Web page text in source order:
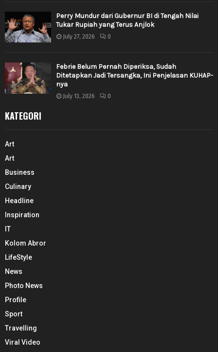
Perry Mundur dari Gubernur BI di Tengah Nilai
Tukar Rupiah yang Terus Anjlok
July 27, 2026 0
Febrie Belum Pernah Diperiksa, Sudah
Ditetapkan Jadi Tersangka, Ini Penjelasan KUHAP-
nya
July 13, 2026 0
KATEGORI
Art
Art
Business
Culinary
Headline
Inspiration
IT
Kolom Abror
LifeStyle
News
Photo News
Profile
Sport
Travelling
Viral Video